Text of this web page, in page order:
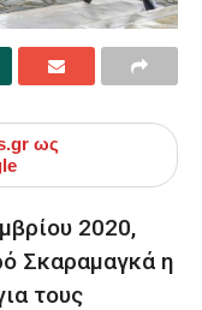
ως
2020,
Σκαραμαγκά η
τους